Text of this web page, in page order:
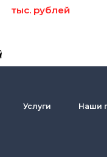
тыс. рублей
Услуги Наши